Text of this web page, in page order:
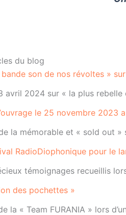
du blog
bande son de nos révoltes »
avril 2024 sur « la plus rebelle
le 25 novembre 2023
la mémorable et « sold out »
RadioDiophonique pour le
témoignages recueillis
des pochettes »
la « Team FURANIA » lors